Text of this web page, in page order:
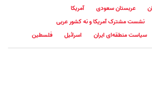
عربستان سعودی
آمریکا
نشست مشترک آمریکا و نه کشور عربی
سیاست منطقه‌ای ایران اسرائیل فلسطین